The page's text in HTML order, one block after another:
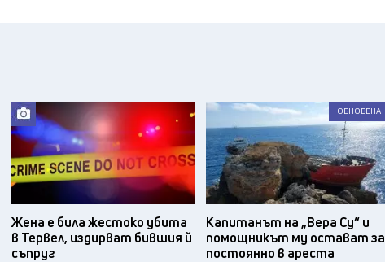
Жена е била жестоко убита
в Тервел, издирват бившия й
съпруг
ОБНОВЕНА
Капитанът на „Вера Су“ и
помощникът му остават за
постоянно в ареста